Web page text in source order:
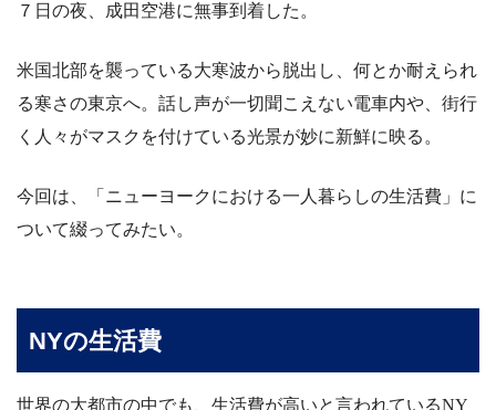
７日の夜、成田空港に無事到着した。
米国北部を襲っている大寒波から脱出し、何とか耐えられ
る寒さの東京へ。話し声が一切聞こえない電車内や、街行
く人々がマスクを付けている光景が妙に新鮮に映る。
今回は、「ニューヨークにおける一人暮らしの生活費」に
ついて綴ってみたい。
NYの生活費
世界の大都市の中でも、生活費が高いと言われているNY